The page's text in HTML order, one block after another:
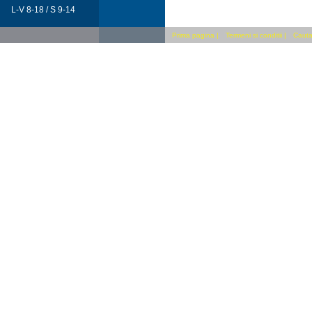
L-V 8-18 / S 9-14
Prima pagina | Termeni si conditii |